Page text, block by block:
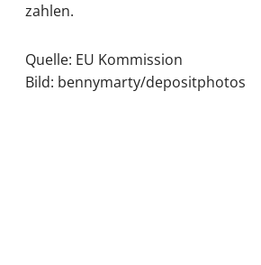
zahlen.
Quelle: EU Kommission
Bild: bennymarty/depositphotos